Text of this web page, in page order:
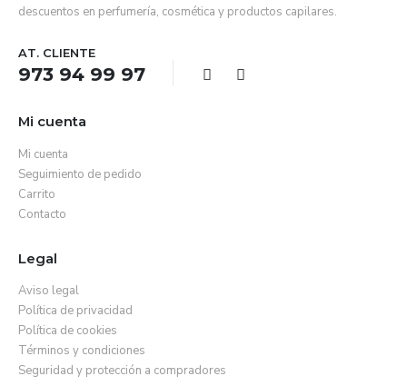
descuentos en perfumería, cosmética y productos capilares.
AT. CLIENTE
973 94 99 97
Mi cuenta
Mi cuenta
Seguimiento de pedido
Carrito
Contacto
Legal
Aviso legal
Política de privacidad
Política de cookies
Términos y condiciones
Seguridad y protección a compradores